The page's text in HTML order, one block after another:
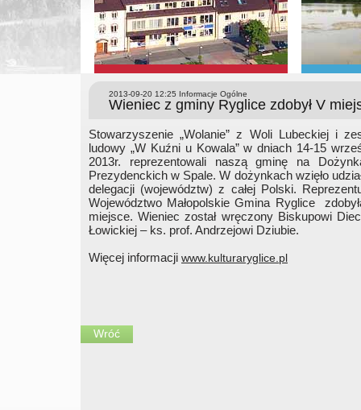
2013-09-20 12:25 Informacje Ogólne
Wieniec z gminy Ryglice zdobył V
Stowarzyszenie „Wolanie” z Woli Lubeckiej i
ludowy „W Kuźni u Kowala” w dniach 14-15
2013r. reprezentowali naszą gminę na
Prezydenckich w Spale. W dożynkach wzięło
delegacji (województw) z całej Polski.
Województwo Małopolskie Gmina Ryglice
miejsce. Wieniec został wręczony Biskupowi
Łowickiej – ks. prof. Andrzejowi Dziubie.
Więcej informacji www.kulturaryglice.pl
Wróć